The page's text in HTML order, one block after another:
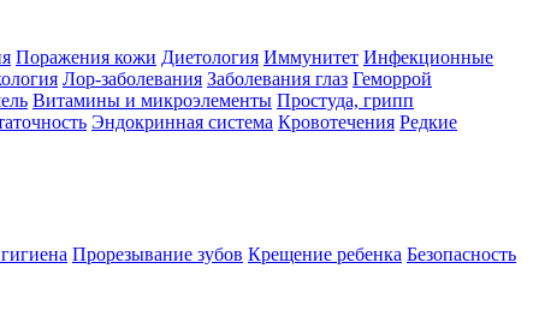
Поражения кожи Диетология Иммунитет Инфекционные
Лор-заболевания Заболевания глаз Геморрой
Витамины и микроэлементы Простуда, грипп
Эндокринная система Кровотечения Редкие
Прорезывание зубов Крещение ребенка Безопасность